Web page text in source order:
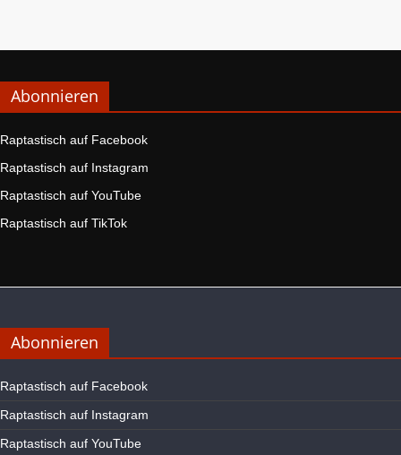
Abonnieren
Raptastisch auf Facebook
Raptastisch auf Instagram
Raptastisch auf YouTube
Raptastisch auf TikTok
Abonnieren
Raptastisch auf Facebook
Raptastisch auf Instagram
Raptastisch auf YouTube